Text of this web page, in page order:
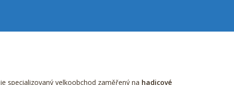
je specializovaný velkoobchod zaměřený na hadicové